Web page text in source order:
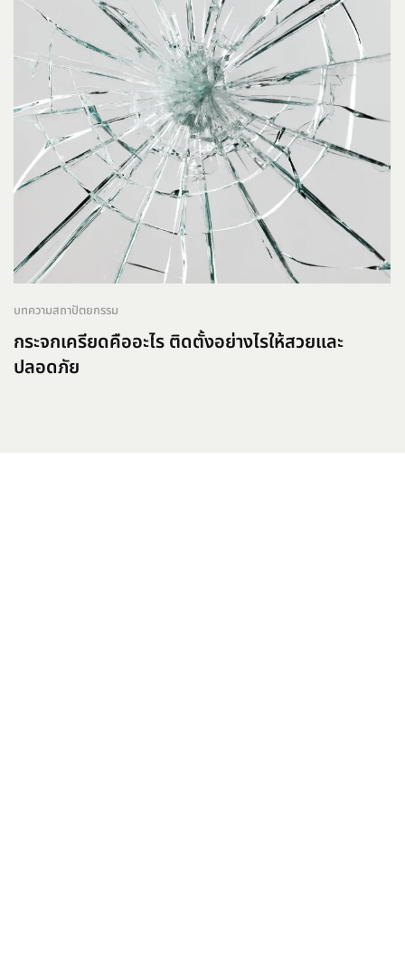
บทความสถาปัตยกรรม
กระจกเครียดคืออะไร ติดตั้งอย่างไรให้สวยและ
ปลอดภัย